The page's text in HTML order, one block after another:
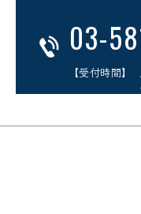
03-
【受付時間】